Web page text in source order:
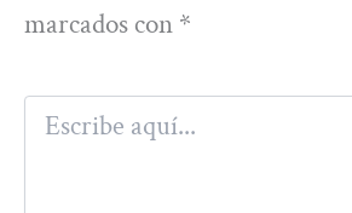
marcados con *
Escribe
aquí...